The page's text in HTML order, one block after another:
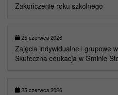
Zakończenie roku szkolnego
25 czerwca 2026
Zajęcia indywidualne i grupowe
Skuteczna edukacja w Gminie
25 czerwca 2026